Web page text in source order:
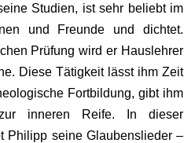
Studien, ist sehr beliebt im
und Freunde und dichtet.
Prüfung wird er Hauslehrer
Diese Tätigkeit lässt ihm Zeit
Fortbildung, gibt ihm
inneren Reife. In dieser
Philipp seine Glaubenslieder –